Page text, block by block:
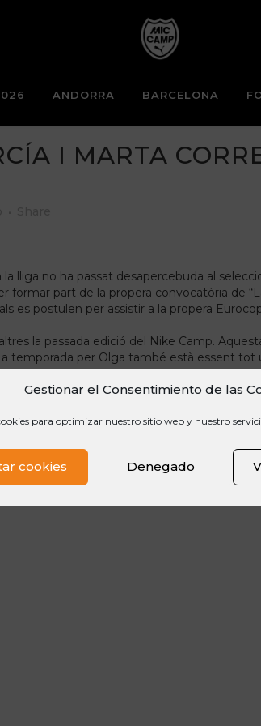
Gestionar el Consentimiento de las
para optimizar nuestro sitio web y nuestro
cookies Denegado
ANDORRA BARCELONA
I MARTA
lliga no ha passat desapercebuda al
formar part de la propera convocatòria de
es postulen per assistir a la propera
la passada edició del Nike Camp.
temporada per Olga també està essent tot
amb 49 dianes i només sis gols
el Rosengard suec.n nMarta, líder a la lliga
FC Barcelona, RCD Espanyol i Arsenal
lliga molt disputada davant el FC
Com veieu, a Nike Camp comptem amb les